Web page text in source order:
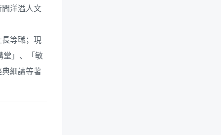
洋溢人文
等職；現
堂」、「敏
細讀等著